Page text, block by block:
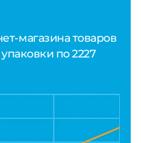
магазина товаров
по 2227